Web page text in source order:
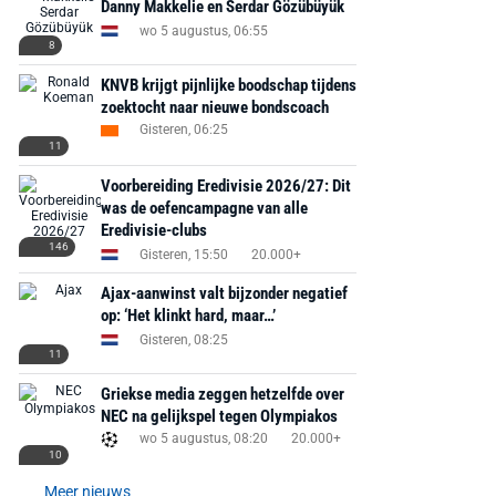
8
Danny Makkelie en Serdar Gözübüyük
wo 5 augustus, 06:55
11
KNVB krijgt pijnlijke boodschap tijdens
zoektocht naar nieuwe bondscoach
Gisteren, 06:25
146
Voorbereiding Eredivisie 2026/27: Dit
was de oefencampagne van alle
Eredivisie-clubs
Gisteren, 15:50 20.000+
11
Ajax-aanwinst valt bijzonder negatief
op: ‘Het klinkt hard, maar…’
Gisteren, 08:25
10
Griekse media zeggen hetzelfde over
NEC na gelijkspel tegen Olympiakos
wo 5 augustus, 08:20 20.000+
Meer nieuws